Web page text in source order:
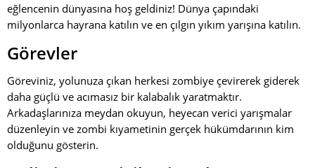
eğlencenin dünyasına hoş geldiniz! Dünya çapındaki
milyonlarca hayrana katılın ve en çılgın yıkım yarışına katılın.
Görevler
Göreviniz, yolunuza çıkan herkesi zombiye çevirerek giderek
daha güçlü ve acımasız bir kalabalık yaratmaktır.
Arkadaşlarınıza meydan okuyun, heyecan verici yarışmalar
düzenleyin ve zombi kıyametinin gerçek hükümdarının kim
olduğunu gösterin.